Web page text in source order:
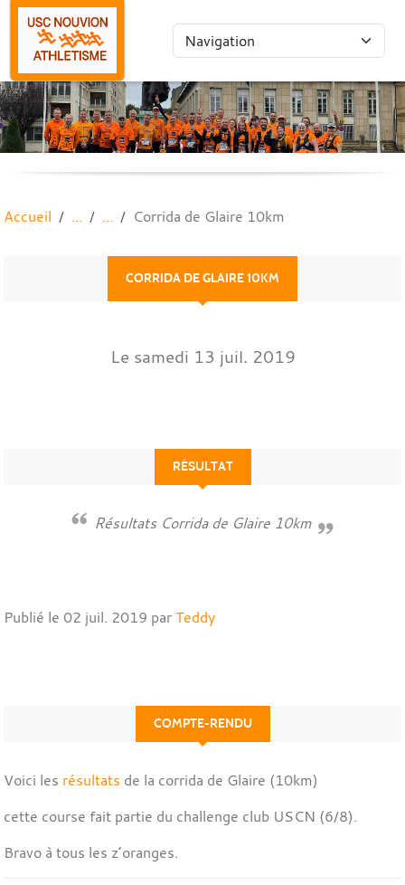
Accueil Corrida de Glaire 10km
CORRIDA DE GLAIRE 10KM
Le samedi 13 juil. 2019
RÉSULTAT
Résultats Corrida de Glaire 10km
Publié le 02 juil. 2019 parTeddy
COMPTE-RENDU
Voici les résultats de la corrida de Glaire (10km)
cette course fait partie du challenge club USCN (6/8).
Bravo à tous les z’oranges.
Panneau de gestion des cookies